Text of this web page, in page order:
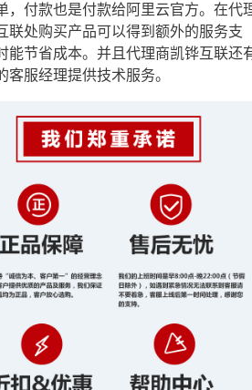
，付款也是付款给阿里云官方。在代
联处购买产品可以得到额外的服务支
能节省成本。并且代理商凯铧互联还
客服经理提供技术服务。